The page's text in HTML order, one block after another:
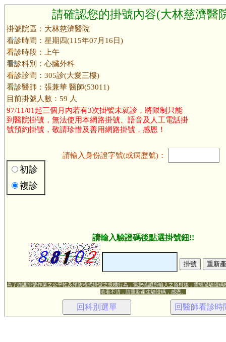
請確認您的掛號內容(大林慈濟醫
掛號院區：大林慈濟醫院
看診時間：星期四(115年07月16日)
看診時段：上午
看診科別：心臟外科
看診診間：305診(大愛三樓)
看診醫師：張兼華 醫師(53011)
目前掛號人數：59 人
97/11/01起三個月內若有3次掛號未就診，將限制只能
到醫院掛號，無法使用本網路掛號、語音及人工電話掛
號預約掛號，敬請珍惜及善用網路掛號，感恩！
初診
複診
請輸入身份證字號(或病歷號)：
請輸入驗證碼後點選掛號鈕!!
為了維護掛號作業之公平性及預防程式掛號之投機行為，當您確認所輸入之資料後，需經過驗證碼
若看不清，請重新產生驗證碼，感恩。